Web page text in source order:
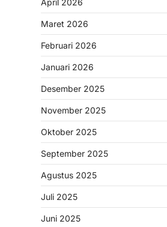
April 2026
Maret 2026
Februari 2026
Januari 2026
Desember 2025
November 2025
Oktober 2025
September 2025
Agustus 2025
Juli 2025
Juni 2025